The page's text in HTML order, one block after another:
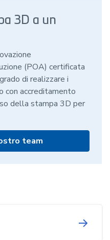
3D a un
(POA) certificata
di realizzare i
con accreditamento
della stampa 3D per
team